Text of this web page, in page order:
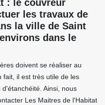
: le couvreur
les travaux de
la ville de Saint
dans le
doivent se réaliser au
fait, il est très utile de les
Ainsi, nous
Les Maitres de l'Habitat